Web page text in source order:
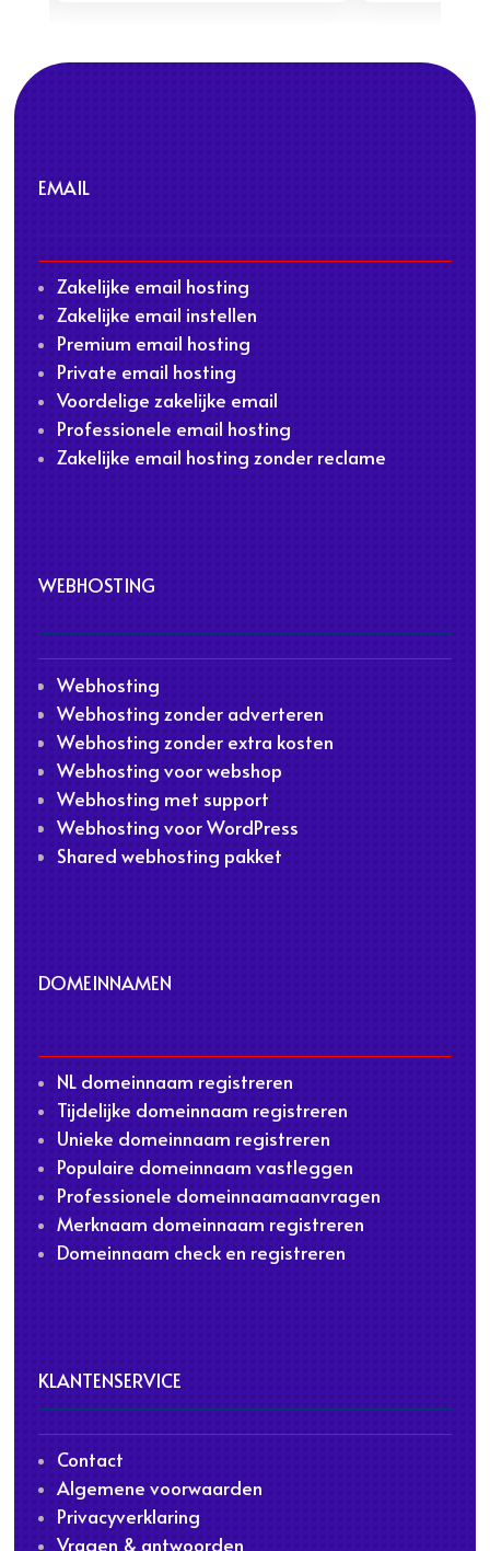
EMAIL
Zakelijke email hosting
Zakelijke email instellen
Premium email hosting
Private email hosting
Voordelige zakelijke email
Professionele email hosting
Zakelijke email hosting zonder reclame
WEBHOSTING
Webhosting
Webhosting zonder adverteren
Webhosting zonder extra kosten
Webhosting voor webshop
Webhosting met support
Webhosting voor WordPress
Shared webhosting pakket
DOMEINNAMEN
NL domeinnaam registreren
Tijdelijke domeinnaam registreren
Unieke domeinnaam registreren
Populaire domeinnaam vastleggen
Professionele domeinnaamaanvragen
Merknaam domeinnaam registreren
Domeinnaam check en registreren
KLANTENSERVICE
Contact
Algemene voorwaarden
Privacyverklaring
Vragen & antwoorden